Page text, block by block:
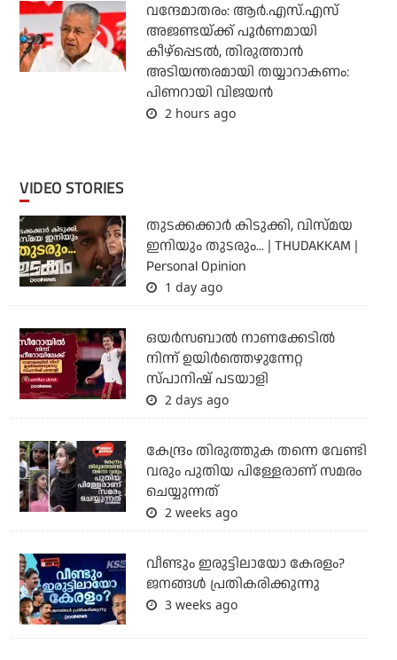
വന്ദേമാതരം: ആര്‍.എസ്.എസ്
അജണ്ടയ്ക്ക് പൂര്‍ണമായി
കീഴ്‌പ്പെടല്‍, തിരുത്താന്‍
അടിയന്തരമായി തയ്യാറാകണം:
പിണറായി വിജയന്‍
2 hours ago
VIDEO STORIES
തുടക്കക്കാര്‍ കിടുക്കി, വിസ്മയ
ഇനിയും തുടരും... | THUDAKKAM |
Personal Opinion
1 day ago
ഒയര്‍സബാൽ നാണക്കേടിൽ
നിന്ന് ഉയിർത്തെഴുന്നേറ്റ
സ്പാനിഷ് പടയാളി
2 days ago
കേന്ദ്രം തിരുത്തുക തന്നെ വേണ്ടി
വരും പുതിയ പിള്ളേരാണ് സമരം
ചെയ്യുന്നത്
2 weeks ago
വീണ്ടും ഇരുട്ടിലായോ കേരളം?
ജനങ്ങൾ പ്രതികരിക്കുന്നു
3 weeks ago